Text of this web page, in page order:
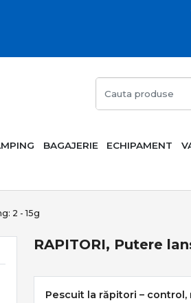
BAGAJERIE ECHIPAMENT
2 - 15g
RAPITORI, Putere
Pescuit la răpitori –